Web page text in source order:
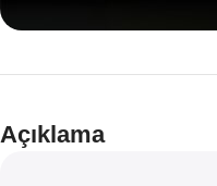
Teklif
Açıklama